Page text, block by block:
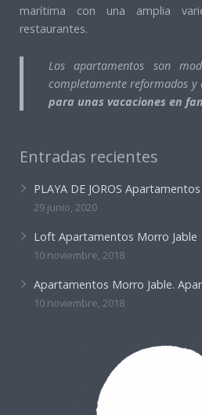
marítima con una amplia
restaurantes.
Los apartamentos son
completamente reformados y
para unas vacaciones en
Entradas recientes
PLAYA DE JOROS
29 junio, 2020
Loft Apartamentos Morro Jable
10 noviembre, 2018
Apartamentos Morro Jable.
10 noviembre, 2018